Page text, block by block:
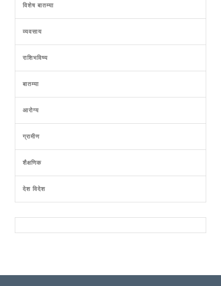
विशेष बातम्या
व्यवसाय
राशिभविष्य
बातम्या
आरोग्य
ग्रामीण
शैक्षणिक
देश विदेश